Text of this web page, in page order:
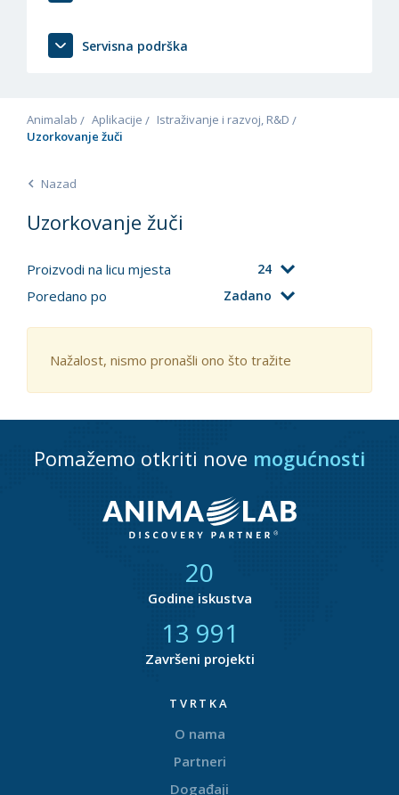
Servisna podrška
Animalab Aplikacije
Istraživanje i razvoj, R&D
Uzorkovanje žuči
Nazad
Uzorkovanje žuči
Proizvodi na licu mjesta 24
Poredano po Zadano
Nažalost, nismo pronašli ono što tražite
Pomažemo otkriti nove mogućnosti
21
Godine iskustva
14 372
Završeni projekti
TVRTKA
O nama
Partneri
Događaji